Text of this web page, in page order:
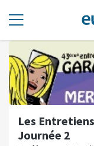
Les
Journée 2